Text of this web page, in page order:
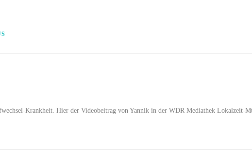
Krankheit. Hier der Videobeitrag von Yannik in der WDR Mediathek Lokalzeit-